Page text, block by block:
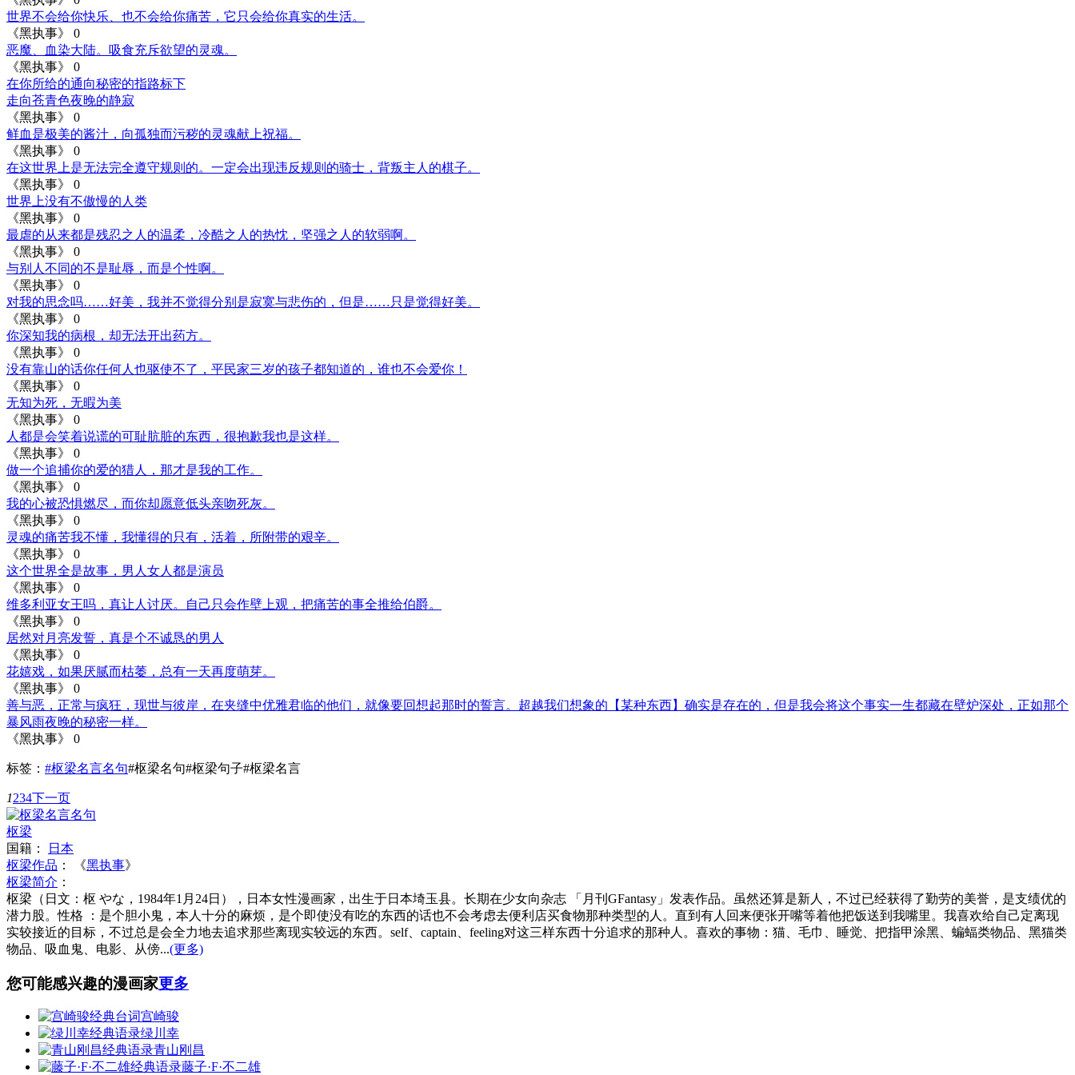
世界不会给你快乐、也不会给你痛苦，它只会给你真实的生活。
《黑执事》
0
恶魔、血染大陆。吸食充斥欲望的灵魂。
《黑执事》
0
在你所给的通向秘密的指路标下
走向苍青色夜晚的静寂
《黑执事》
0
鲜血是极美的酱汁，向孤独而污秽的灵魂献上祝福。
《黑执事》
0
在这世界上是无法完全遵守规则的。一定会出现违反规则的骑士，背叛主人的棋子。
《黑执事》
0
世界上没有不傲慢的人类
《黑执事》
0
最虐的从来都是残忍之人的温柔，冷酷之人的热忱，坚强之人的软弱啊。
《黑执事》
0
与别人不同的不是耻辱，而是个性啊。
《黑执事》
0
对我的思念吗……好美，我并不觉得分别是寂寞与悲伤的，但是……只是觉得好美。
《黑执事》
0
你深知我的病根，却无法开出药方。
《黑执事》
0
没有靠山的话你任何人也驱使不了，平民家三岁的孩子都知道的，谁也不会爱你！
《黑执事》
0
无知为死，无暇为美
《黑执事》
0
人都是会笑着说谎的可耻肮脏的东西，很抱歉我也是这样。
《黑执事》
0
做一个追捕你的爱的猎人，那才是我的工作。
《黑执事》
0
我的心被恐惧燃尽，而你却愿意低头亲吻死灰。
《黑执事》
0
灵魂的痛苦我不懂，我懂得的只有，活着，所附带的艰辛。
《黑执事》
0
这个世界全是故事，男人女人都是演员
《黑执事》
0
维多利亚女王吗，真让人讨厌。自己只会作壁上观，把痛苦的事全推给伯爵。
《黑执事》
0
居然对月亮发誓，真是个不诚恳的男人
《黑执事》
0
花嬉戏，如果厌腻而枯萎，总有一天再度萌芽。
《黑执事》
0
善与恶，正常与疯狂，现世与彼岸，在夹缝中优雅君临的他们，就像要回想起那时的誓言。超越我们想象的【某种东西】确实是存在的，但是我会将这个事实一生都藏在壁炉深处，正如那个
暴风雨夜晚的秘密一样。
《黑执事》
0
标签： #枢梁名言名句#枢梁名句#枢梁句子#枢梁名言
1234下一页
枢梁
国籍：
日本
枢梁作品 ： 《黑执事》
枢梁简介 ：
枢梁（日文：枢 やな，1984年1月24日），日本女性漫画家，出生于日本埼玉县。长期在少女向杂志 「月刊GFantasy」发表作品。虽然还算是新人，不过已经获得了勤劳的美誉，是支绩优的
潜力股。性格 ：是个胆小鬼，本人十分的麻烦，是个即使没有吃的东西的话也不会考虑去便利店买食物那种类型的人。直到有人回来便张开嘴等着他把饭送到我嘴里。我喜欢给自己定离现
实较接近的目标，不过总是会全力地去追求那些离现实较远的东西。self、captain、feeling对这三样东西十分追求的那种人。喜欢的事物：猫、毛巾、睡觉、把指甲涂黑、蝙蝠类物品、黑猫类
物品、吸血鬼、电影、从傍...(更多)
您可能感兴趣的漫画家更多
宫崎骏
绿川幸
青山刚昌
藤子·F·不二雄